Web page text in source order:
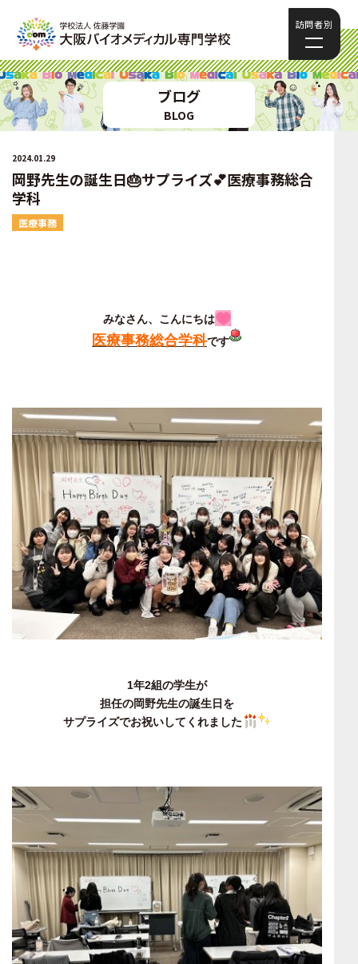
訪問者別
ブログ
BLOG
2024.01.29
岡野先生の誕生日🎂サプライズ💕医療事務総合
学科
医療事務
みなさん、こんにちは
医療事務総合学科です
1年2組の学生が
担任の岡野先生の誕生日を
サプライズでお祝いしてくれました